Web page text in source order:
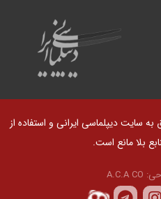
سایت دیپلماسی ایرانی و استفاده از
بلا مانع است.
A.C.A CO